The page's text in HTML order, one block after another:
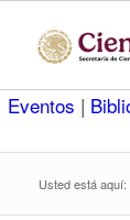
Eventos |
Usted está aquí: